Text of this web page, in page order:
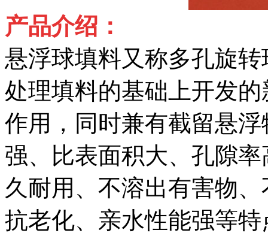
产品介绍：
悬浮球填料又称多孔旋
处理填料的基础上开发
作用，同时兼有截留悬
强、比表面积大、孔隙
久耐用、不溶出有害物
抗老化、亲水性能强等